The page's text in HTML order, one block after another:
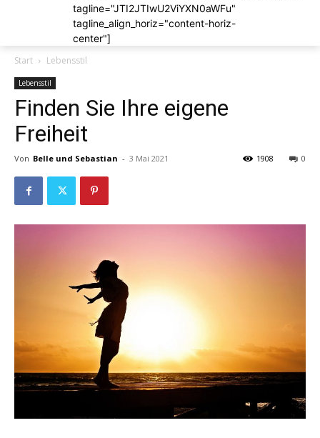
tagline="JTI2JTIwU2ViYXN0aWFu"
tagline_align_horiz="content-horiz-
center"]
Start Lebensstil
Lebensstil
Finden Sie Ihre eigene
Freiheit
Von Belle und Sebastian - 3 Mai 2021 0
1908